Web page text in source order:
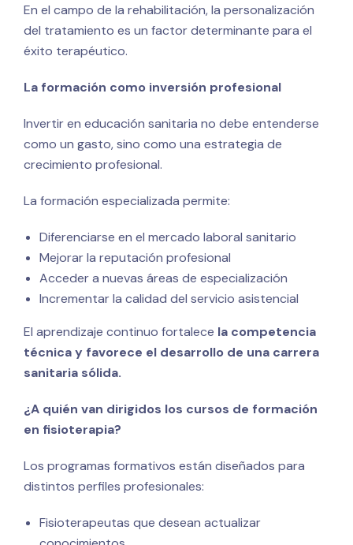
En el campo de la rehabilitación, la personalización
del tratamiento es un factor determinante para el
éxito terapéutico.
La formación como inversión profesional
Invertir en educación sanitaria no debe entenderse
como un gasto, sino como una estrategia de
crecimiento profesional.
La formación especializada permite:
Diferenciarse en el mercado laboral sanitario
Mejorar la reputación profesional
Acceder a nuevas áreas de especialización
Incrementar la calidad del servicio asistencial
El aprendizaje continuo fortalece la competencia
técnica y favorece el desarrollo de una carrera
sanitaria sólida.
¿A quién van dirigidos los cursos de formación
en fisioterapia?
Los programas formativos están diseñados para
distintos perfiles profesionales:
Fisioterapeutas que desean actualizar